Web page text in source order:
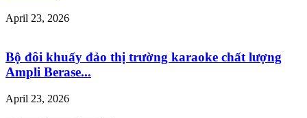
April 23, 2026
Bộ đôi khuấy đảo thị trường karaoke chất lượng
Ampli Berase...
April 23, 2026